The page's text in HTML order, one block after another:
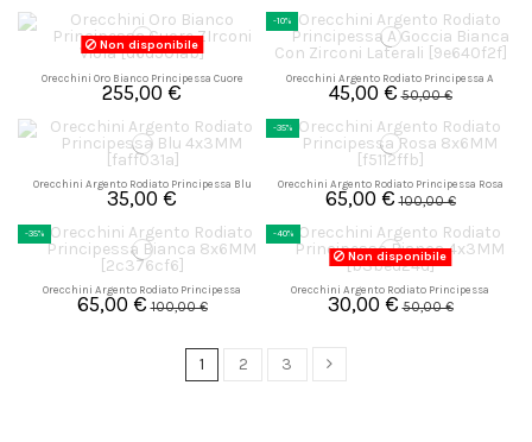
Non disponibile
Orecchini Oro Bianco Principessa Cuore
ZIrconi Viola
255,00 €
-10%
Orecchini Argento Rodiato Principessa A
Goccia Bianca Con Zirconi Laterali
45,00 € 50,00 €
Orecchini Argento Rodiato Principessa Blu
4x3MM
35,00 €
-35%
Orecchini Argento Rodiato Principessa Rosa
8x6MM
65,00 € 100,00 €
-35%
Orecchini Argento Rodiato Principessa
Bianca 8x6MM
65,00 € 100,00 €
-40%
Non disponibile
Orecchini Argento Rodiato Principessa
Bianca 4x3MM
30,00 € 50,00 €
1 2 3